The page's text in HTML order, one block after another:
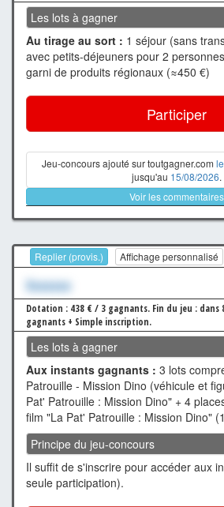
Les lots à gagner
Au tirage au sort : 1 séjour (sans
avec petits-déjeuners pour 2
garni de produits régionaux (≈450 €)
Participer
Jeu-concours ajouté sur toutgagner.com
jusqu'au 15/08/2026.
Voir les commentaires
Replier (provis.) Affichage personnalisé
Xxxxxxx
Dotation : 438 € / 3 gagnants. Fin du jeu : dans
gagnants + Simple inscription.
Les lots à gagner
Aux instants gagnants : 3 lots
Patrouille - Mission Dino (véhicule et
Pat' Patrouille : Mission Dino" + 4
film "La Pat' Patrouille : Mission Dino"
Principe du jeu-concours
Il suffit de s'inscrire pour accéder aux
seule participation).